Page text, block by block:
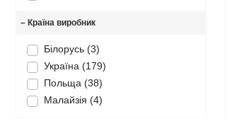
– Країна виробник
Білорусь (3)
Україна (179)
Польща (38)
Малайзія (4)